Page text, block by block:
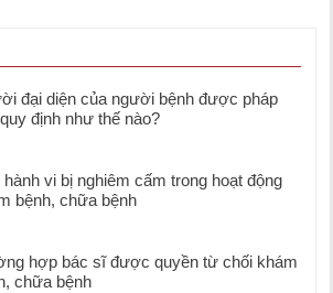
đại diện của người bệnh được pháp
định như thế nào?
vi bị nghiêm cấm trong hoạt động
bệnh, chữa bệnh
hợp bác sĩ được quyền từ chối khám
chữa bệnh